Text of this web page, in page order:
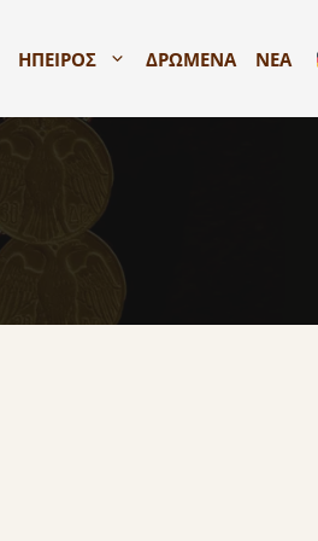
ΗΠΕΙΡΟΣ ΔΡΩΜΕΝΑ ΝΕΑ